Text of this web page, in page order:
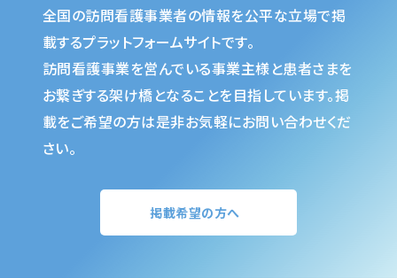
全国の訪問看護事業者の情報を公平な立場で掲
載するプラットフォームサイトです。
訪問看護事業を営んでいる事業主様と患者さまを
お繋ぎする架け橋となることを目指しています。掲
載をご希望の方は是非お気軽にお問い合わせくだ
さい。
掲載希望の方へ